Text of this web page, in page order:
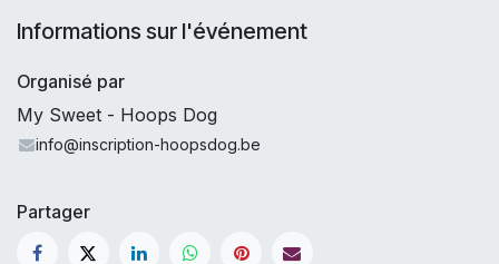
Informations sur l'événement
Organisé par
My Sweet - Hoops Dog
info@inscription-hoopsdog.be
Partager